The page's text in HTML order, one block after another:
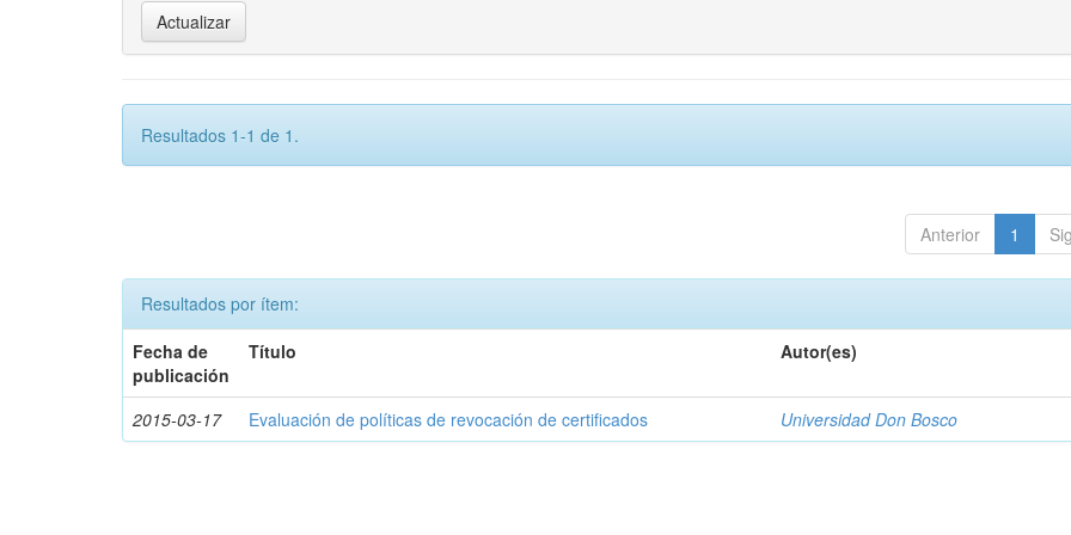
Resultados 1-1 de 1.
Anterior 1
Resultados por ítem:
Fecha de
publicación
Título Autor(es)
2015-03-17 Evaluación de políticas de revocación de certificados Universidad Don Bosco